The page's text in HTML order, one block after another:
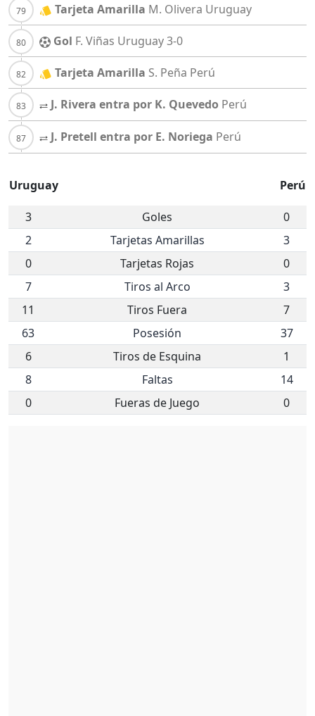
Tarjeta Amarilla M. Olivera Uruguay
Gol F. Viñas Uruguay3-0
Tarjeta Amarilla S. Peña Perú
J. Rivera entra por K. Quevedo Perú
J. Pretell entra por E. Noriega Perú
Uruguay Perú
3 Goles
0
2
Tarjetas Amarillas
3
0
Tarjetas Rojas
0
7
Tiros al Arco
3
11
Tiros Fuera
7
63
Posesión
37
6
Tiros de Esquina
1
8
Faltas
14
0
Fueras de Juego 0